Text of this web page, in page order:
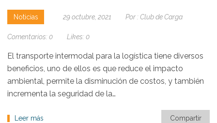
Noticias 29 octubre, 2021 Por : Club de Carga
Comentarios: 0 Likes: 0
El transporte intermodal para la logística tiene diversos
beneficios, uno de ellos es que reduce el impacto
ambiental, permite la disminución de costos, y también
incrementa la seguridad de la…
Leer más Compartir